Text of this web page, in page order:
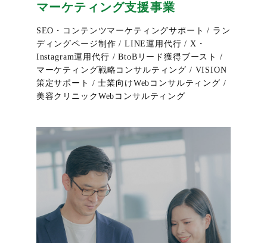
マーケティング支援事業
SEO・コンテンツマーケティングサポート / ラン
ディングページ制作 / LINE運用代行 / X・
Instagram運用代行 / BtoBリード獲得ブースト /
マーケティング戦略コンサルティング / VISION
策定サポート / 士業向けWebコンサルティング /
美容クリニックWebコンサルティング